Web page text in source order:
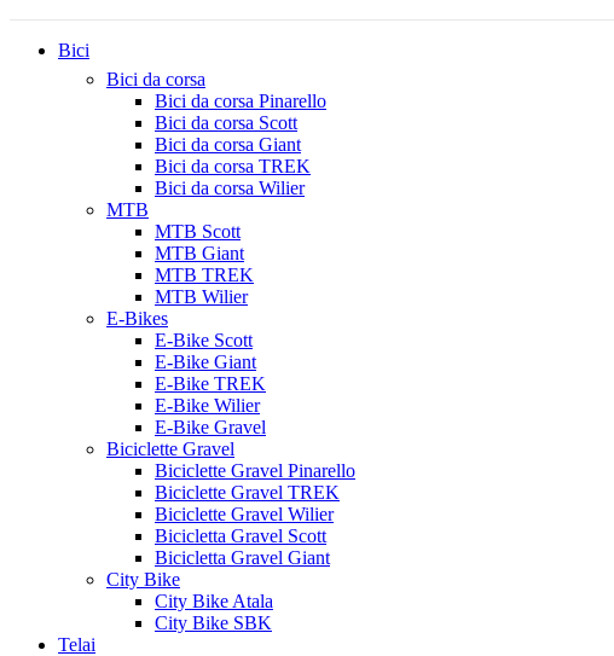
Bici
Bici da corsa
Bici da corsa Pinarello
Bici da corsa Scott
Bici da corsa Giant
Bici da corsa TREK
Bici da corsa Wilier
MTB
MTB Scott
MTB Giant
MTB TREK
MTB Wilier
E-Bikes
E-Bike Scott
E-Bike Giant
E-Bike TREK
E-Bike Wilier
E-Bike Gravel
Biciclette Gravel
Biciclette Gravel Pinarello
Biciclette Gravel TREK
Biciclette Gravel Wilier
Bicicletta Gravel Scott
Bicicletta Gravel Giant
City Bike
City Bike Atala
City Bike SBK
Telai